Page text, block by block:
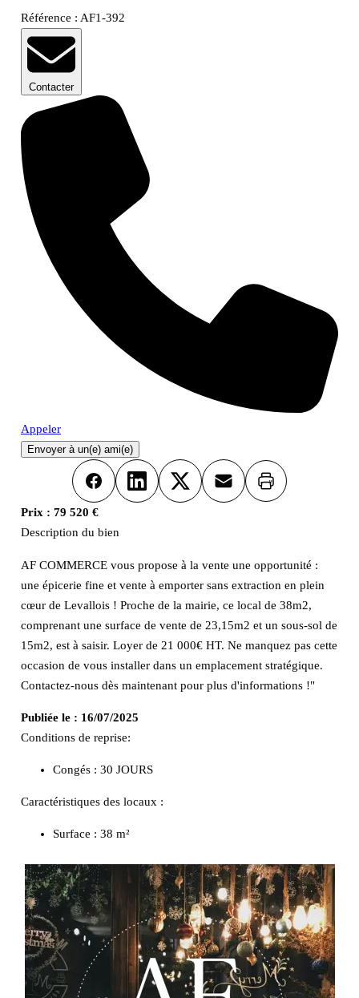
Référence : AF1-392
Contacter
Appeler
Envoyer à un(e) ami(e)
FacebookLinkedInX Email Imprimer
Prix : 79 520 €
Description du bien
AF COMMERCE vous propose à la vente une opportunité :
une épicerie fine et vente à emporter sans extraction en plein
cœur de Levallois ! Proche de la mairie, ce local de 38m2,
comprenant une surface de vente de 23,15m2 et un sous-sol de
15m2, est à saisir. Loyer de 21 000€ HT. Ne manquez pas cette
occasion de vous installer dans un emplacement stratégique.
Contactez-nous dès maintenant pour plus d'informations !"
Publiée le : 16/07/2025
Conditions de reprise:
Congés : 30 JOURS
Caractéristiques des locaux :
Surface : 38 m²